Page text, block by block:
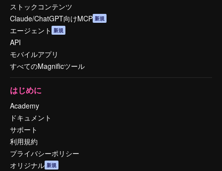
ストックコンテンツ
Claude/ChatGPT向けMCP 新規
エージェント 新規
API
モバイルアプリ
すべてのMagnificツール
はじめに
Academy
ドキュメント
サポート
利用規約
プライバシーポリシー
オリジナル 新規